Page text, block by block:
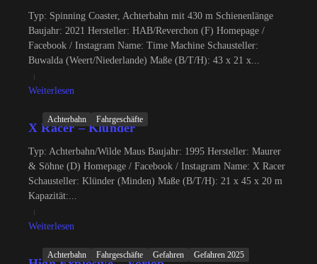
Typ: Spinning Coaster, Achterbahn mit 430 m Schienenlänge
Baujahr: 2021 Hersteller: HAB/Reverchon (F) Homepage /
Facebook / Instagram Name: Time Machine Schausteller:
Buwalda (Weert/Niederlande) Maße (B/T/H): 43 x 21 x...
Weiterlesen
Achterbahn Fahrgeschäfte
X Racer – Klünder
Typ: Achterbahn/Wilde Maus Baujahr: 1995 Hersteller: Maurer
& Söhne (D) Homepage / Facebook / Instagram Name: X Racer
Schausteller: Klünder (Minden) Maße (B/T/H): 21 x 45 x 20 m
Kapazität:...
Weiterlesen
Achterbahn Fahrgeschäfte Gefahren Gefahren 2025